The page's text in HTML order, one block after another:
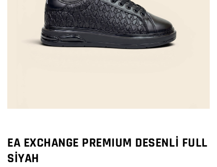
EA EXCHANGE PREMIUM DESENLI FULL
SIYAH